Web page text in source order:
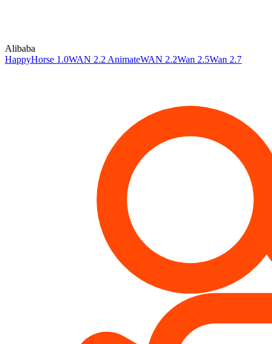
Alibaba
HappyHorse 1.0WAN 2.2 AnimateWAN 2.2Wan 2.5Wan 2.7